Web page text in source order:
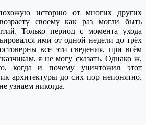
историю от многих других
своему как раз могли быть
Только период с момента ухода
ими от одной недели до трёх
все эти сведения, при всём
я не могу сказать. Однако ж,
когда и почему уничтожил этот
архитектуры до сих пор непонятно.
узнаем никогда.